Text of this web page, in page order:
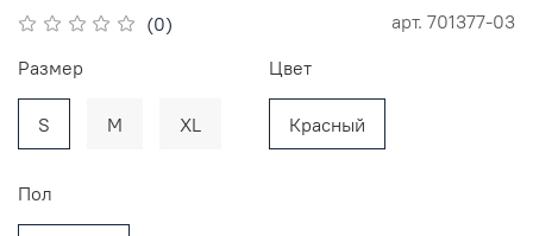
(0) арт. 701377-03
Размер
S M XL
Цвет
Красный
Пол